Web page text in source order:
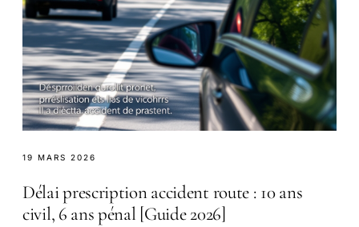
19 MARS 2026
Délai prescription accident route : 10 ans
civil, 6 ans pénal [Guide 2026]